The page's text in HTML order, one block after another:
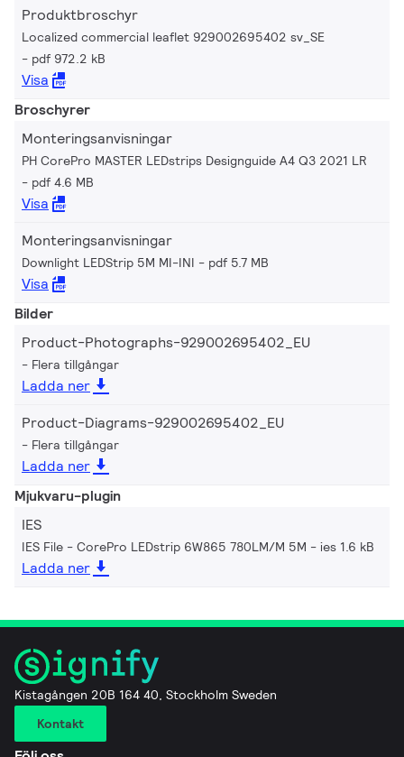
Produktbroschyr
Localized commercial leaflet 929002695402 sv_SE
pdf 972.2 kB
Visa
Broschyrer
Monteringsanvisningar
PH CorePro MASTER LEDstrips Designguide A4 Q3 2021 LR
pdf 4.6 MB
Visa
Monteringsanvisningar
Downlight LEDStrip 5M MI-INI pdf 5.7 MB
Visa
Bilder
Product-Photographs-929002695402_EU
Flera tillgångar
Ladda ner
Product-Diagrams-929002695402_EU
Flera tillgångar
Ladda ner
Mjukvaru-plugin
IES
IES File - CorePro LEDstrip 6W865 780LM/M 5M ies 1.6 kB
Ladda ner
Kistagången 20B 164 40, Stockholm Sweden
Kontakt